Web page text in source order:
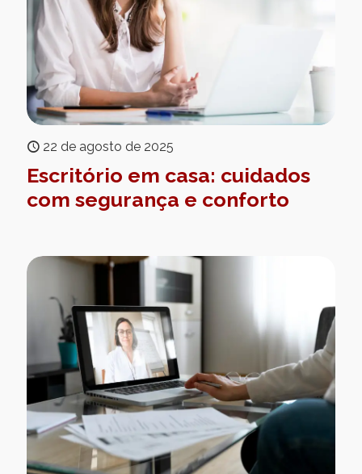
22 de agosto de 2025
Escritório em casa: cuidados
com segurança e conforto